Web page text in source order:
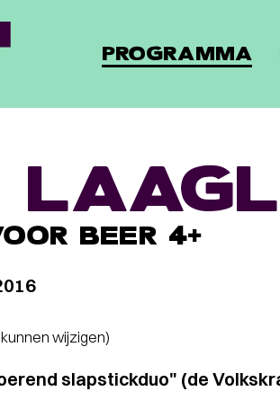
PROGRAMMA
BEER 4+
wijzigen)
slapstickduo" (de